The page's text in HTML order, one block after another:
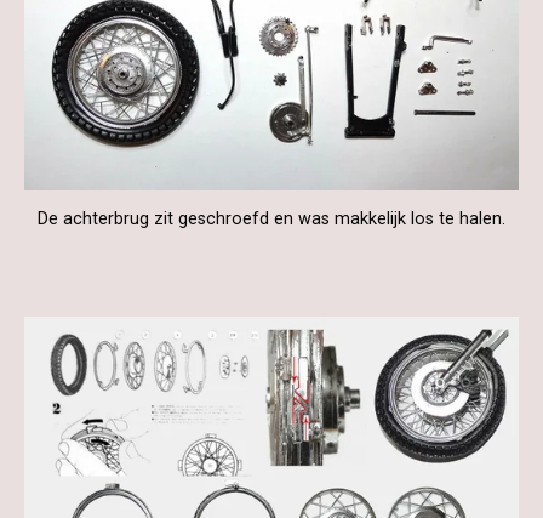
De achterbrug zit geschroefd en was makkelijk los te halen.